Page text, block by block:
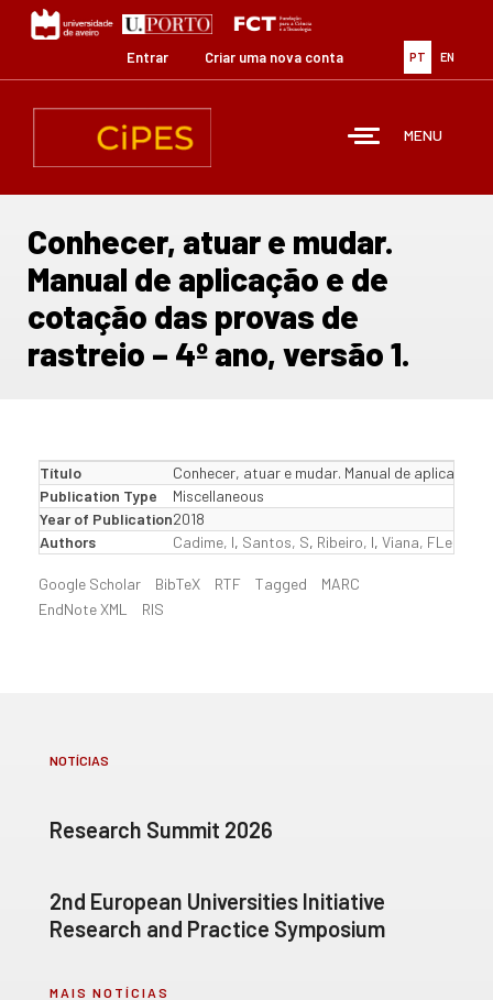
Passar
para
conteúdo
PT EN
Entrar Criar uma nova conta
MENU
Conhecer, atuar e mudar.
Manual de aplicação e de
cotação das provas de
rastreio – 4º ano, versão 1.
Título
Conhecer, atuar e mudar. Manual de aplicação
Publication Type
Miscellaneous
Year of Publication2018
Authors
Cadime, I, Santos, S, Ribeiro, I, Viana,
Google Scholar BibTeX RTF Tagged
MARC
EndNote XML
RIS
NOTÍCIAS
Research Summit 2026
2nd European Universities Initiative
Research and Practice Symposium
MAIS NOTÍCIAS